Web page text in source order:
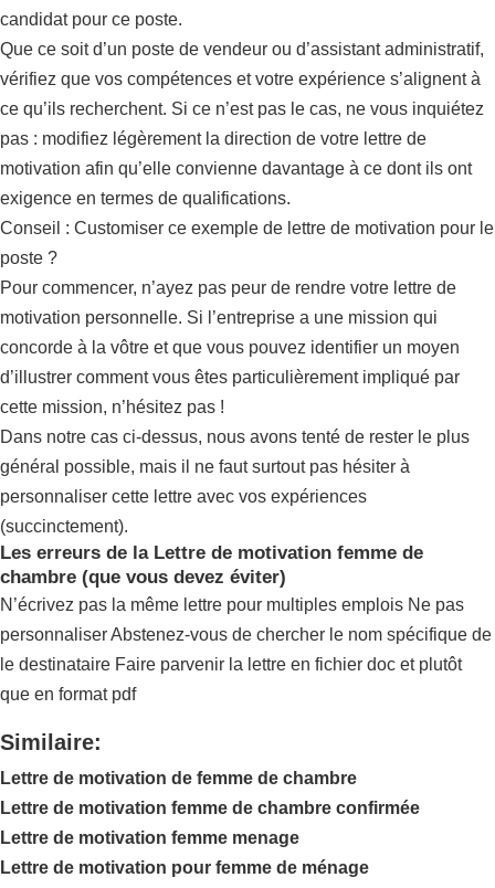
candidat pour ce poste.
Que ce soit d’un poste de vendeur ou d’assistant administratif,
vérifiez que vos compétences et votre expérience s’alignent à
ce qu’ils recherchent. Si ce n’est pas le cas, ne vous inquiétez
pas : modifiez légèrement la direction de votre lettre de
motivation afin qu’elle convienne davantage à ce dont ils ont
exigence en termes de qualifications.
Conseil : Customiser ce exemple de lettre de motivation pour le
poste ?
Pour commencer, n’ayez pas peur de rendre votre lettre de
motivation personnelle. Si l’entreprise a une mission qui
concorde à la vôtre et que vous pouvez identifier un moyen
d’illustrer comment vous êtes particulièrement impliqué par
cette mission, n’hésitez pas !
Dans notre cas ci-dessus, nous avons tenté de rester le plus
général possible, mais il ne faut surtout pas hésiter à
personnaliser cette lettre avec vos expériences
(succinctement).
Les erreurs de la Lettre de motivation femme de
chambre (que vous devez éviter)
N’écrivez pas la même lettre pour multiples emplois Ne pas
personnaliser Abstenez-vous de chercher le nom spécifique de
le destinataire Faire parvenir la lettre en fichier doc et plutôt
que en format pdf
Similaire:
Lettre de motivation de femme de chambre
Lettre de motivation femme de chambre confirmée
Lettre de motivation femme menage
Lettre de motivation pour femme de ménage